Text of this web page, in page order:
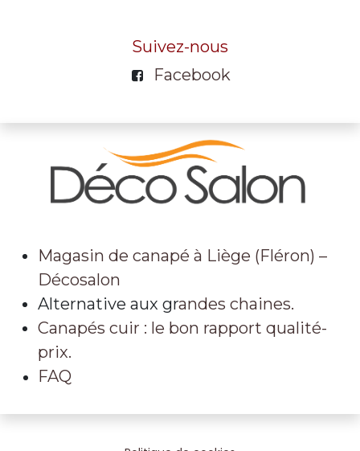
Suivez-nous
Facebook
Magasin de canapé à Liège (Fléron) –
Décosalon
Alternative aux grandes chaines.
Canapés cuir : le bon rapport qualité-
prix.
FAQ